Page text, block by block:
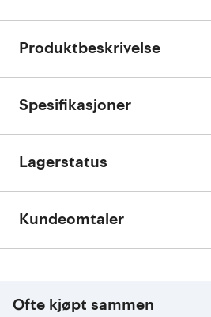
Produktbeskrivelse
Spesifikasjoner
Lagerstatus
Kundeomtaler
Ofte kjøpt sammen